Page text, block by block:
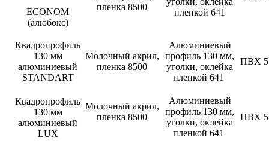
ECONOM
(алюбокс)
пленка 8500
пленкой 641
Квадропрофиль
130 мм
алюминиевый
STANDART
Молочный акрил,
пленка 8500
Алюминиевый
профиль 130 мм,
уголки, оклейка
пленкой 641
ПВХ
Квадропрофиль
130 мм
алюминиевый
LUX
Молочный акрил,
пленка 8500
Алюминиевый
профиль 130 мм,
уголки, оклейка
пленкой 641
ПВХ